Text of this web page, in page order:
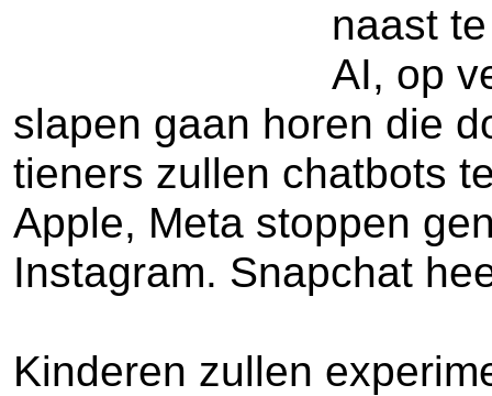
naast
AI, op
slapen gaan horen die
tieners zullen chatbots
Apple, Meta stoppen
Instagram. Snapchat
Kinderen zullen